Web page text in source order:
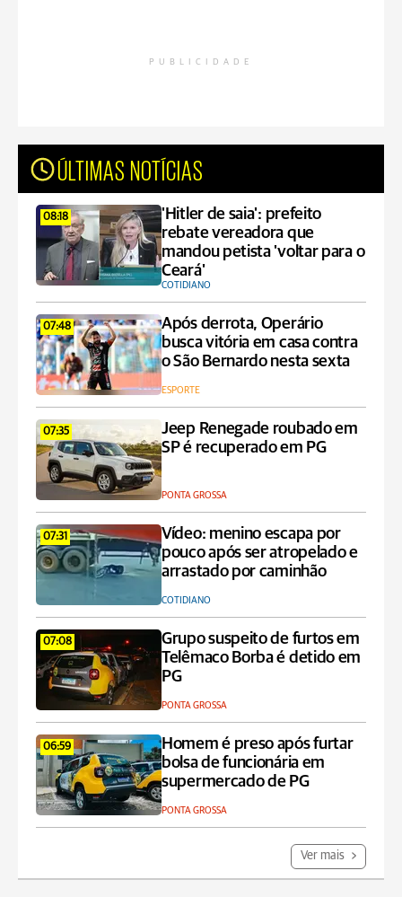
PUBLICIDADE
ÚLTIMAS NOTÍCIAS
08:18
'Hitler de saia': prefeito
rebate vereadora que
mandou petista 'voltar para o
Ceará'
COTIDIANO
07:48
Após derrota, Operário
busca vitória em casa contra
o São Bernardo nesta sexta
ESPORTE
07:35
Jeep Renegade roubado em
SP é recuperado em PG
PONTA GROSSA
07:31
Vídeo: menino escapa por
pouco após ser atropelado e
arrastado por caminhão
COTIDIANO
07:08
Grupo suspeito de furtos em
Telêmaco Borba é detido em
PG
PONTA GROSSA
06:59
Homem é preso após furtar
bolsa de funcionária em
supermercado de PG
PONTA GROSSA
Ver mais